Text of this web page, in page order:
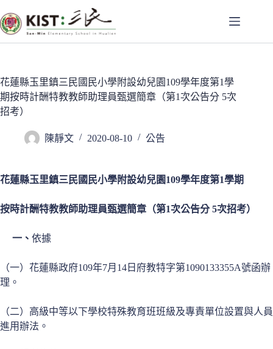
至
主
容
花蓮縣玉里鎮三民國民小學附設幼兒園109學年度第1學
期按時計酬特教教師助理員甄選簡章（第1次公告分 5次
招考）
陳靜文 2020-08-10 公告
花蓮縣玉里鎮三民國民小學附設幼兒園109學年度第1學期
按時計酬特教教師助理員甄選簡章（第1次公告分 5次招考）
一、 依據
（一）花蓮縣政府109年7月14日府教特字第1090133355A號函辦
理。
（二）高級中等以下學校特殊教育班班級及專責單位設置與人員
進用辦法。